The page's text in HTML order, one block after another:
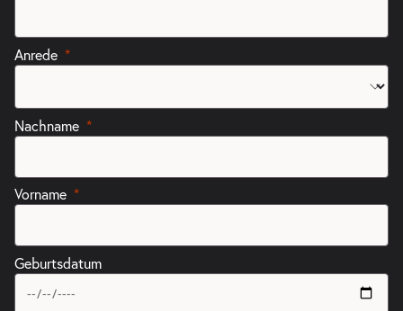
Anrede
Nachname
Vorname
Geburtsdatum